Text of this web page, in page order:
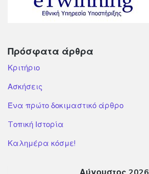
Πρόσφατα άρθρα
Κριτήριο
Ασκήσεις
Ένα πρώτο δοκιμαστικό άρθρο
Tοπική Ιστορία
Καλημέρα κόσμε!